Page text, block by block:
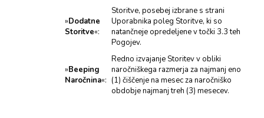
»Dodatne
Storitve«:
Storitve, posebej izbrane s strani
Uporabnika poleg Storitve, ki so
natančneje opredeljene v točki 3.3 teh
Pogojev.
»Beeping
Naročnina«:
Redno izvajanje Storitev v obliki
naročniškega razmerja za najmanj eno
(1) čiščenje na mesec za naročniško
obdobje najmanj treh (3) mesecev.